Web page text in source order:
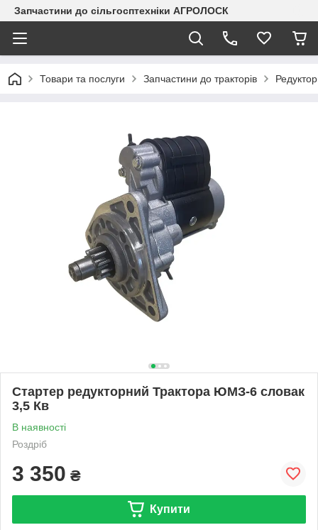
Запчастини до сільгосптехніки АГРОЛОСК
Товари та послуги Запчастини до тракторів
Стартер редукторний Трактора ЮМЗ-6 словак
3,5 Кв
В наявності
Роздріб
3 350 ₴
Купити